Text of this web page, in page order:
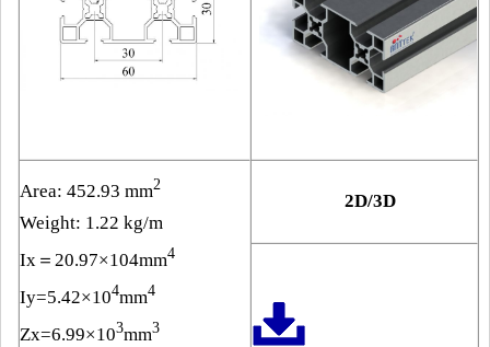
Area: 452.93 mm2
Weight: 1.22 kg/m
Ix＝20.97×104mm4
Iy=5.42×104mm4
Zx=6.99×103mm3
2D/3D